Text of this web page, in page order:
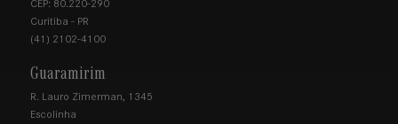
CEP: 80.220-290
Curitiba - PR
(41) 2102-4100
Guaramirim
R. Lauro Zimerman, 1345
Escolinha